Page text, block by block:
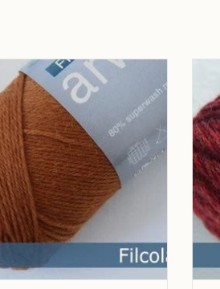
Filcolana Arwetta -Red Squirrel
352
AAN WINKELWAGEN